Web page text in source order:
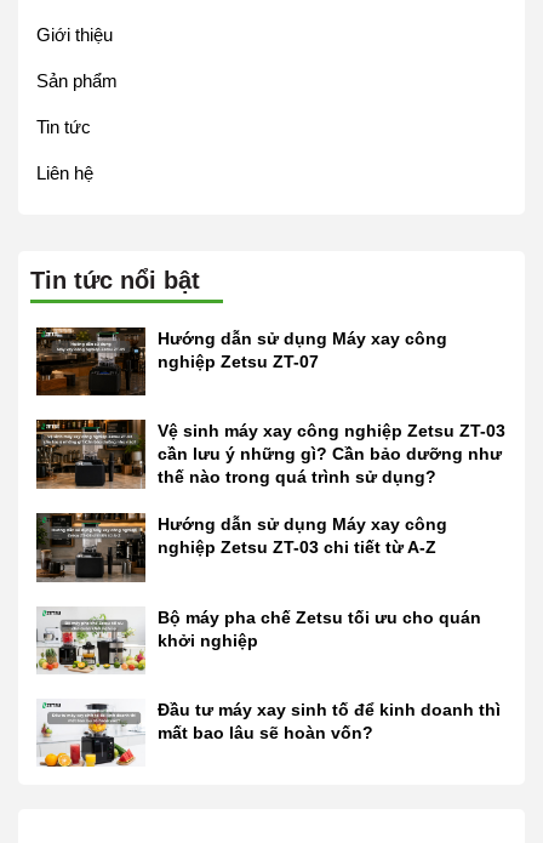
Giới thiệu
Sản phẩm
Tin tức
Liên hệ
Tin tức nổi bật
Hướng dẫn sử dụng Máy xay công
nghiệp Zetsu ZT-07
Vệ sinh máy xay công nghiệp Zetsu ZT-03
cần lưu ý những gì? Cần bảo dưỡng như
thế nào trong quá trình sử dụng?
Hướng dẫn sử dụng Máy xay công
nghiệp Zetsu ZT-03 chi tiết từ A-Z
Bộ máy pha chế Zetsu tối ưu cho quán
khởi nghiệp
Đầu tư máy xay sinh tố để kinh doanh thì
mất bao lâu sẽ hoàn vốn?